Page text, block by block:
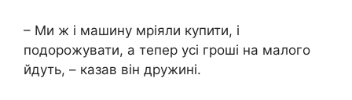
– Ми ж і машину мріяли купити, і
подорожувати, а тепер усі гроші на малого
йдуть, – казав він дружині.